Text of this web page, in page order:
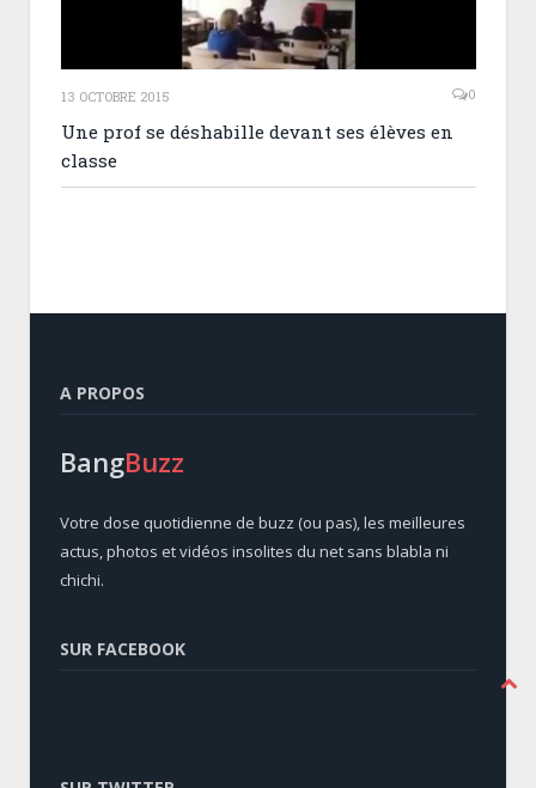
13 OCTOBRE 2015 0
Une prof se déshabille devant ses élèves en
classe
A PROPOS
BangBuzz
Votre dose quotidienne de buzz (ou pas), les meilleures
actus, photos et vidéos insolites du net sans blabla ni
chichi.
SUR FACEBOOK